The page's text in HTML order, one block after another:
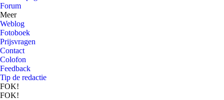
Forum
Meer
Weblog
Fotoboek
Prijsvragen
Contact
Colofon
Feedback
Tip de redactie
FOK!
FOK!